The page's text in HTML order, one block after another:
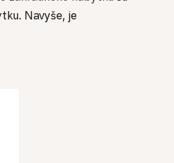
Navyše, je